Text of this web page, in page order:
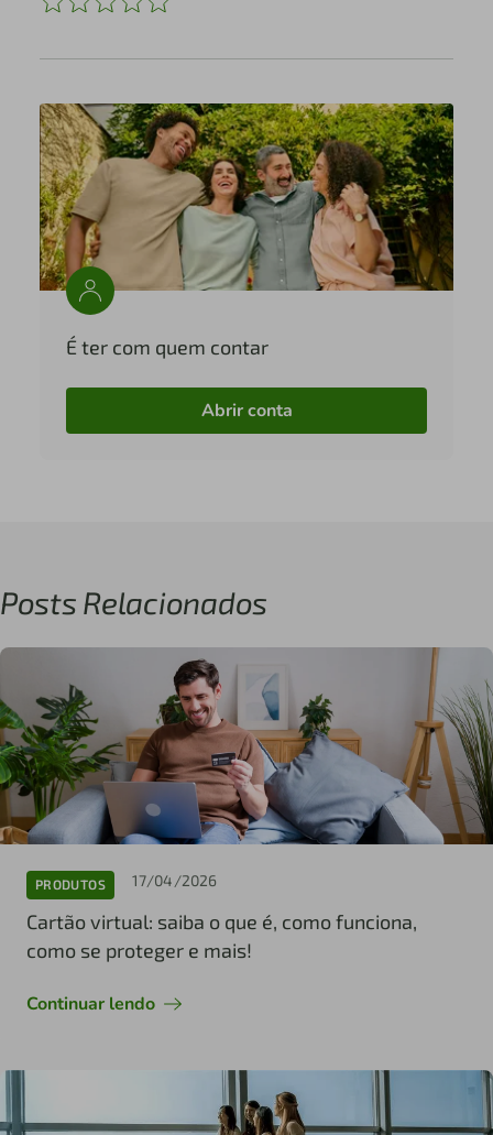
É ter com quem contar
Abrir conta
Posts Relacionados
PRODUTOS 17/04/2026
Cartão virtual: saiba o que é, como funciona,
como se proteger e mais!
Continuar lendo